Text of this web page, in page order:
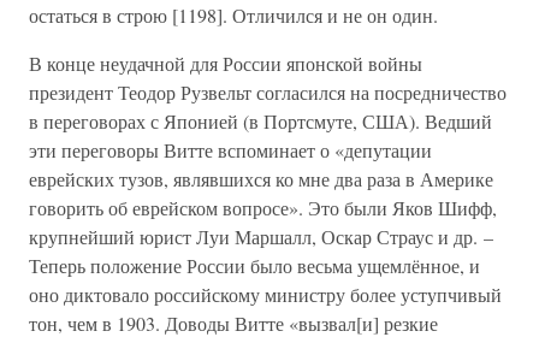
остаться в строю [1198]. Отличился и не он один.
В конце неудачной для России японской войны
президент Теодор Рузвельт согласился на посредничество
в переговорах с Японией (в Портсмуте, США). Ведший
эти переговоры Витте вспоминает о «депутации
еврейских тузов, являвшихся ко мне два раза в Америке
говорить об еврейском вопросе». Это были Яков Шифф,
крупнейший юрист Луи Маршалл, Оскар Страус и др. –
Теперь положение России было весьма ущемлённое, и
оно диктовало российскому министру более уступчивый
тон, чем в 1903. Доводы Витте «вызвал[и] резкие